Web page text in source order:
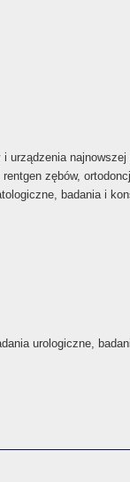
zębów,
badania i
urologiczne,